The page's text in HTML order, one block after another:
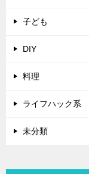
子ども
DIY
料理
ライフハック系
未分類